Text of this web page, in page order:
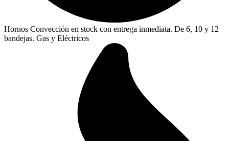
Hornos Convección en stock con entrega inmediata. De 6, 10 y 12
bandejas. Gas y Eléctricos